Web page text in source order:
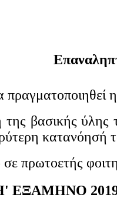
η
βασικής
κατανόησή
σε πρωτοετής
ΕΞΑΜΗΝΟ